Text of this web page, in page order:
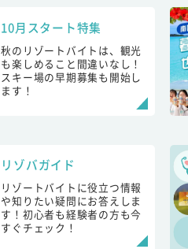
10月スタート特集
秋のリゾートバイトは、観光
も楽しめること間違いなし！
スキー場の早期募集も開始し
ます！
リゾバガイド
リゾートバイトに役立つ情報
や知りたい疑問にお答えしま
す！初心者も経験者の方も今
すぐチェック！